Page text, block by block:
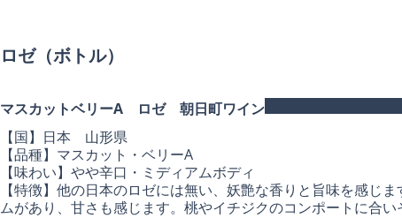
ロゼ（ボトル）
マスカットベリーA ロゼ 朝日町ワイン
【国】日本 山形県
【品種】マスカット・ベリーA
【味わい】やや辛口・ミディアムボディ
【特徴】他の日本のロゼには無い、妖艶な香りと旨味を感じ
ムがあり、甘さも感じます。桃やイチジクのコンポートに合い